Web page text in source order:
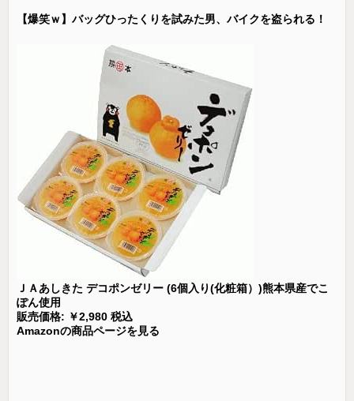
【爆笑ｗ】バッグひったくりを試みた男、バイクを盗られる！
ＪＡあしきた デコポンゼリー (6個入り(化粧箱）)熊本県産でこ
ぽん使用
販売価格: ￥2,980 税込
Amazonの商品ページを見る